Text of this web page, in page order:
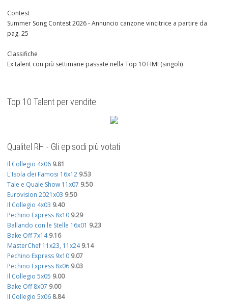
Contest
Summer Song Contest 2026 - Annuncio canzone vincitrice a partire da
pag. 25
Classifiche
Ex talent con più settimane passate nella Top 10 FIMI (singoli)
Top 10 Talent per vendite
Qualitel RH - Gli episodi più votati
Il Collegio 4x06 9.81
L'Isola dei Famosi 16x12 9.53
Tale e Quale Show 11x07 9.50
Eurovision 2021x03 9.50
Il Collegio 4x03 9.40
Pechino Express 8x10 9.29
Ballando con le Stelle 16x01 9.23
Bake Off 7x14 9.16
MasterChef 11x23, 11x24 9.14
Pechino Express 9x10 9.07
Pechino Express 8x06 9.03
Il Collegio 5x05 9.00
Bake Off 8x07 9.00
Il Collegio 5x06 8.84